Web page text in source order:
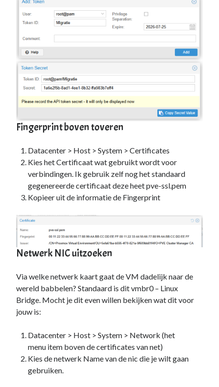
Proxmox
Selfhosted
(2)
(1)
Tools(1)
UniFi(3)
VMware
VR(1)
ToDo / Clean Up(51)
Verjaardag(37)
Zonder categorie
Fan van:
Backblaze
Fingerprint boven toveren
Datacenter > Host > System > Certificates
Kies het Certificaat wat gebruikt wordt voor
verbindingen. Ik gebruik zelf nog het standaard
gegenereerde certificaat deze heet pve-ssl.pem
Kopieer uit de informatie de Fingerprint
Netwerk NIC uitzoeken
Via welke netwerk kaart gaat de VM dadelijk naar de
wereld babbelen? Standaard is dit vmbr0 – Linux
Bridge. Mocht je dit even willen bekijken wat dit voor
jouw is:
Datacenter > Host > System > Network (het
menu item boven de certificates van net)
Kies de netwerk Name van de nic die je wilt gaan
gebruiken.